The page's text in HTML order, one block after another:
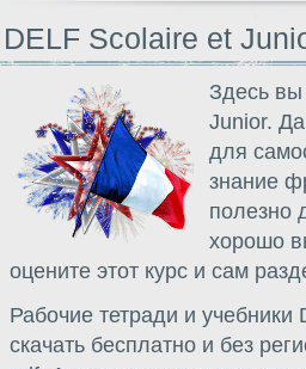
DELF Scolaire et
Здесь вы
Junior.
для
знание
полезно
хорошо
оцените этот курс и сам
Рабочие тетради и
скачать бесплатно и без